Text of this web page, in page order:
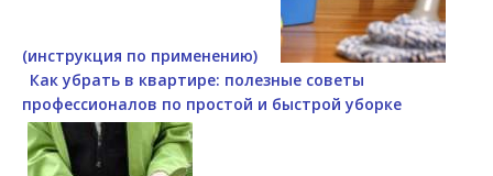
(инструкция по применению)
Как убрать в квартире: полезные советы
профессионалов по простой и быстрой уборке